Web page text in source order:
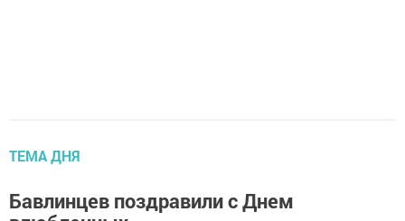
ТЕМА ДНЯ
Бавлинцев поздравили с Днем